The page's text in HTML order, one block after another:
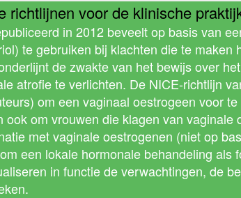
richtlijnen voor de klinische
in 2012 beveelt op basis van
te gebruiken bij klachten die te
de zwakte van het bewijs over
atrofie te verlichten. De NICE-richtlijn
om een vaginaal oestrogeen voor
ook om vrouwen die klagen van
met vaginale oestrogenen (niet op
een lokale hormonale behandeling
in functie de verwachtingen, de